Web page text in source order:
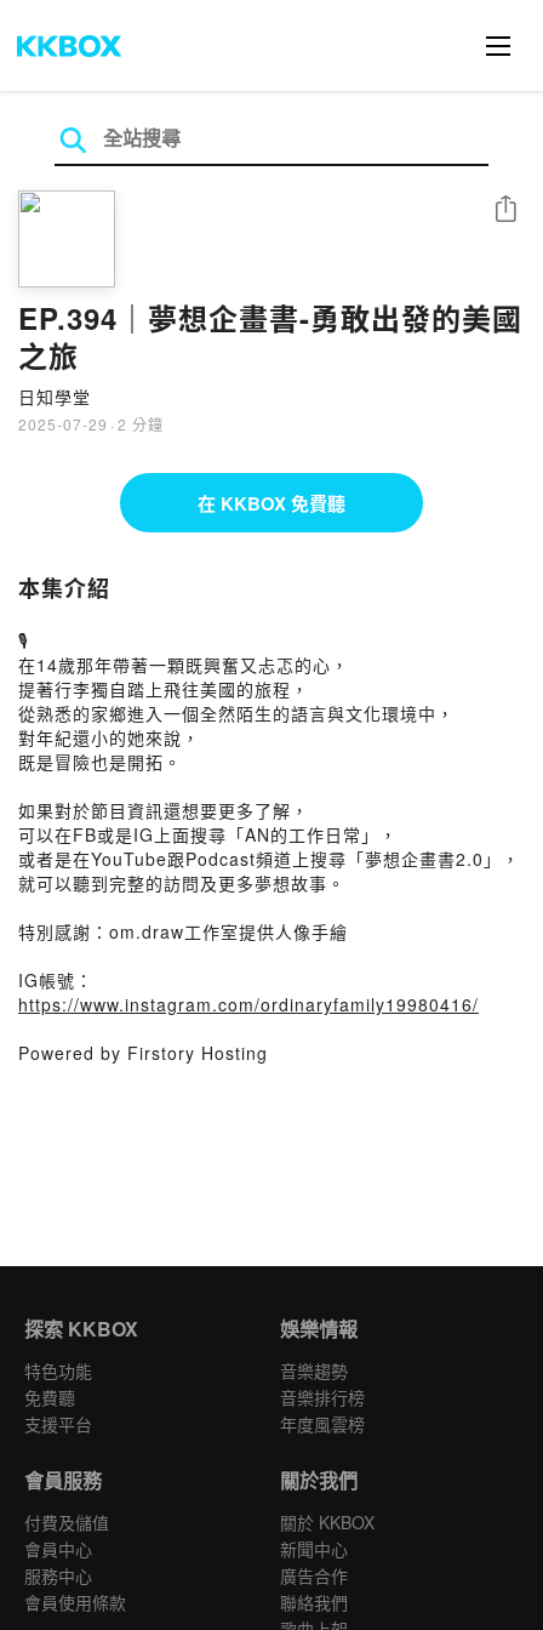
EP.394｜夢想企畫書-勇敢出發的美國
之旅
日知學堂
2025-07-29 · 2 分鐘
分享
在 KKBOX 免費聽
本集介紹
🎙️
在14歲那年帶著一顆既興奮又忐忑的心，
提著行李獨自踏上飛往美國的旅程，
從熟悉的家鄉進入一個全然陌生的語言與文化環境中，
對年紀還小的她來說，
既是冒險也是開拓。
如果對於節目資訊還想要更多了解，
可以在FB或是IG上面搜尋「AN的工作日常」，
或者是在YouTube跟Podcast頻道上搜尋「夢想企畫書2.0」，
就可以聽到完整的訪問及更多夢想故事。
特別感謝：om.draw工作室提供人像手繪
IG帳號：
https://www.instagram.com/ordinaryfamily19980416/
Powered by Firstory Hosting
探索 KKBOX
特色功能
免費聽
支援平台
娛樂情報
音樂趨勢
音樂排行榜
年度風雲榜
會員服務
付費及儲值
會員中心
服務中心
會員使用條款
關於我們
關於 KKBOX
新聞中心
廣告合作
聯絡我們